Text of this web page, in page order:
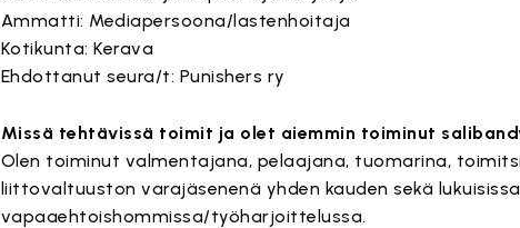
Ammatti: Mediapersoona/lastenhoitaja
Kotikunta: Kerava
Ehdottanut seura/t: Punishers ry
Missä tehtävissä toimit ja olet aiemmin toiminut
Olen toiminut valmentajana, pelaajana, tuomarina,
liittovaltuuston varajäsenenä yhden kauden sekä
vapaaehtoishommissa/työharjoittelussa.